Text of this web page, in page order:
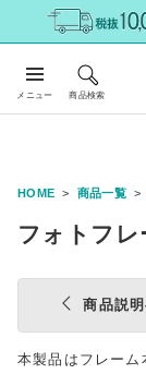
メニュー 商品検索
HOME 商品一覧
フォトフレ
商品説
本製品はフレー